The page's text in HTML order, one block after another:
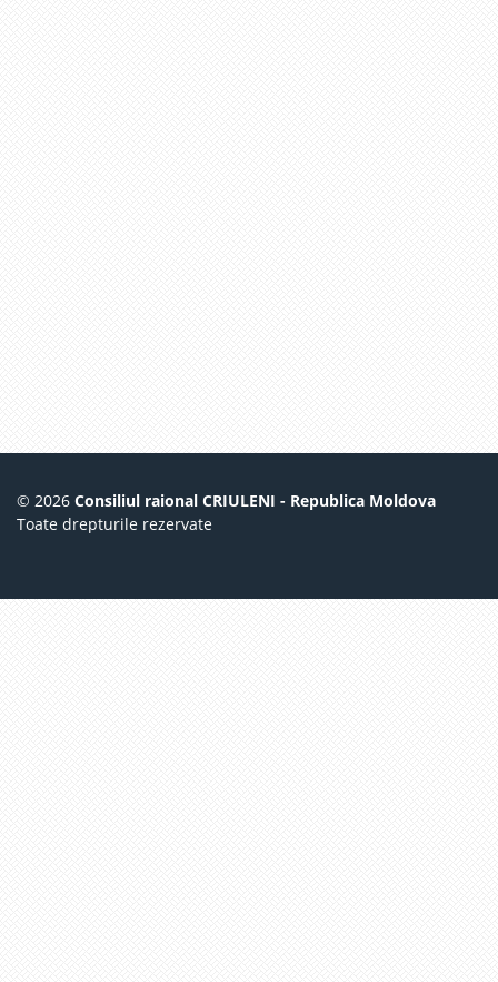
© 2026 Consiliul raional CRIULENI - Republica Moldova
Toate drepturile rezervate